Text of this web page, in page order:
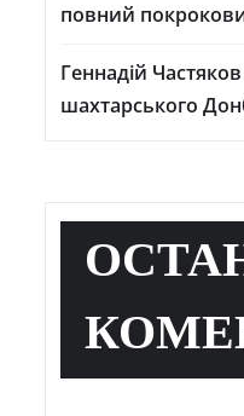
повний
Геннадій
шахтарського